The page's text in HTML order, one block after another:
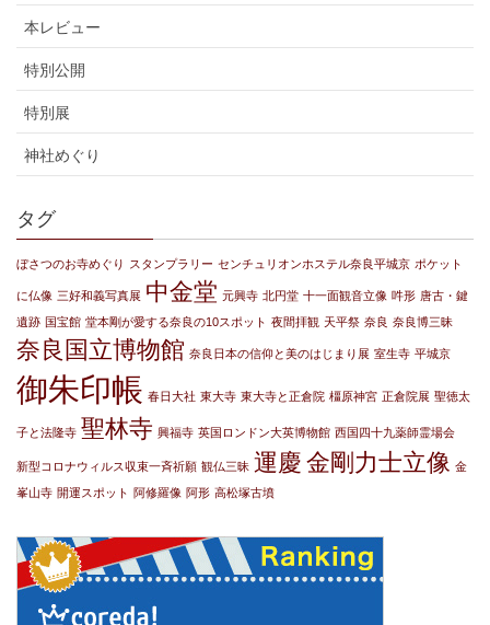
本レビュー
特別公開
特別展
神社めぐり
タグ
ぼさつのお寺めぐり スタンプラリー センチュリオンホステル奈良平城京 ポケット
に仏像 三好和義写真展 中金堂 元興寺 北円堂 十一面観音立像 吽形 唐古・鍵
遺跡 国宝館 堂本剛が愛する奈良の10スポット 夜間拝観 天平祭 奈良 奈良博三昧
奈良国立博物館 奈良日本の信仰と美のはじまり展 室生寺 平城京
御朱印帳 春日大社 東大寺 東大寺と正倉院 橿原神宮 正倉院展 聖徳太
子と法隆寺 聖林寺 興福寺 英国ロンドン大英博物館 西国四十九薬師霊場会
新型コロナウィルス収束一斉祈願 観仏三昧 運慶 金剛力士立像 金
峯山寺 開運スポット 阿修羅像 阿形 高松塚古墳